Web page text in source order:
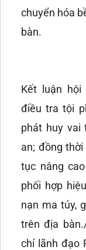
chuyển hóa
bàn.
Kết luận hội
điều tra tội
phát huy vai
an; đồng
tục nâng
phối hợp
nạn ma túy,
trên địa
chí lãnh đạo